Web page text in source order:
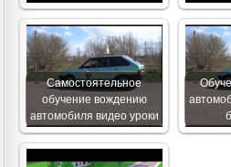
Самостоятельное
обучение вождению
автомобиля видео уроки